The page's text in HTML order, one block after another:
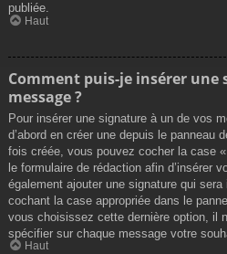
publiée.
Haut
Comment puis-je insérer une
message ?
Pour insérer une signature à un de vos
d’abord en créer une depuis le panneau
fois créée, vous pouvez cocher la case
le formulaire de rédaction afin d’insérer
également ajouter une signature qui
cochant la case appropriée dans le
vous choisissez cette dernière option, il
spécifier sur chaque message votre
Haut